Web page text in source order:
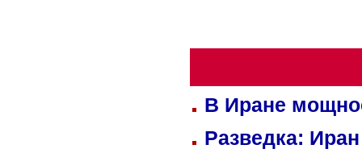
В Иране
Разведка: